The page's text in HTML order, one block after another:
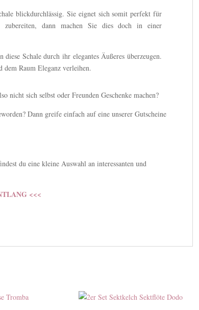
blickdurchlässig. Sie eignet sich somit perfekt für
zubereiten, dann machen Sie dies doch in einer
Schale durch ihr elegantes Äußeres überzeugen.
Raum Eleganz verleihen.
nicht sich selbst oder Freunden Geschenke machen?
Dann greife einfach auf eine unserer Gutscheine
du eine kleine Auswahl an interessanten und
<<<